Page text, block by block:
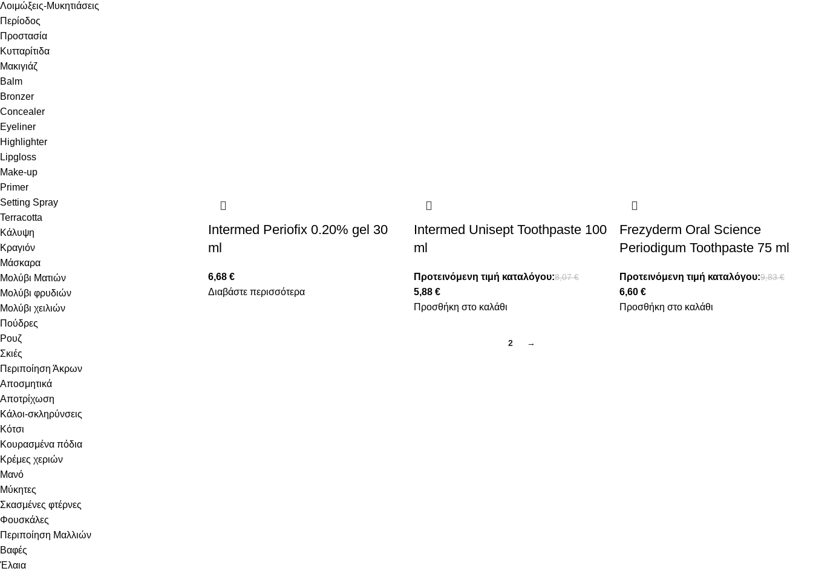
Λοιμώξεις-Μυκητιάσεις
Περίοδος
Προστασία
Κυτταρίτιδα
Μακιγιάζ
Balm
Bronzer
Concealer
Eyeliner
Highlighter
Lipgloss
Make-up
Primer
Setting Spray
Terracotta
Κάλυψη
Κραγιόν
Μάσκαρα
Μολύβι Ματιών
Μολύβι φρυδιών
Μολύβι χειλιών
Πούδρες
Ρουζ
Σκιές
Περιποίηση Άκρων
Αποσμητικά
Αποτρίχωση
Κάλοι-σκληρύνσεις
Κότσι
Κουρασμένα πόδια
Κρέμες χεριών
Μανό
Μύκητες
Σκασμένες φτέρνες
Φουσκάλες
Περιποίηση Μαλλιών
Βαφές
Έλαια
Intermed Periofix 0.20% gel 30
ml
6,68 €
Διαβάστε περισσότερα
Intermed Unisept Toothpaste 100
ml
Προτεινόμενη τιμή καταλόγου:8,07€
5,88 €
Προσθήκη στο καλάθι
Frezyderm Oral Science
Periodigum Toothpaste 75 ml
Προτεινόμενη τιμή καταλόγου:9,83€
6,60 €
Προσθήκη στο καλάθι
2 →